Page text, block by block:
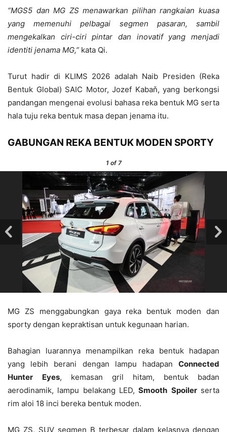
“MGS5 dan MG ZS menawarkan pilihan rangkaian kuasa
yang memenuhi pelbagai segmen pasaran, sambil
mengekalkan ciri-ciri pintar dan inovatif yang menjadi
identiti jenama MG,” kata Qi.
Turut hadir di KLIMS 2026 adalah Naib Presiden (Reka
Bentuk Global) SAIC Motor, Jozef Kabaň, yang berkongsi
pandangan mengenai evolusi bahasa reka bentuk MG serta
hala tuju reka bentuk masa depan jenama itu.
GABUNGAN REKA BENTUK MODEN SPORTY
1of 7
MG ZS menggabungkan gaya reka bentuk moden dan
sporty dengan kepraktisan untuk kegunaan harian.
Bahagian luarannya menampilkan reka bentuk hadapan
yang lebih berani dengan lampu hadapan Connected
Hunter
Eyes, kemasan gril hitam, bentuk badan
aerodinamik, lampu belakang LED,Smooth Spoilerserta
rim aloi 18 inci bereka bentuk moden.
MG ZS, SUV segmen B terbesar dalam kelasnya dengan